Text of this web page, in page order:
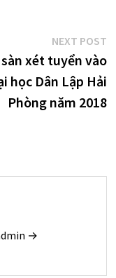
NEXT POST
xét tuyển vào
học Dân Lập Hải
Phòng năm 2018
→